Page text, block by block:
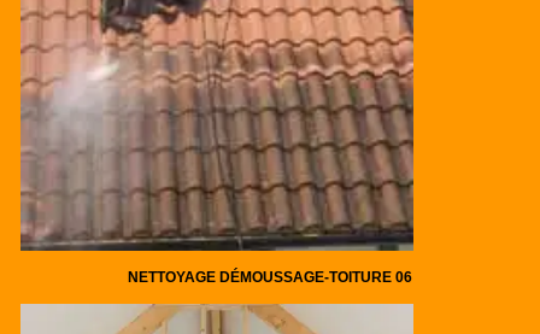
NETTOYAGE DÉMOUSSAGE-TOITURE 06